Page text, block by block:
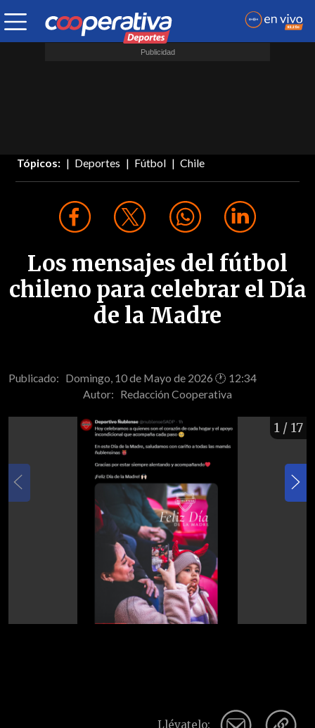
Tópicos: Deportes Fútbol Chile
Los mensajes del fútbol
chileno para celebrar el Día
de la Madre
Publicado: Domingo, 10 de Mayo de 2026 🕐 12:34
Autor: Redacción Cooperativa
1 / 17
Llévatelo: